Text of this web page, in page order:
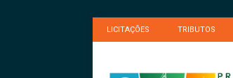
LICITAÇÕES TRIBUTOS